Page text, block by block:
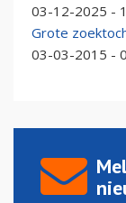
03-12-2025 -
Grote
03-03-2015 -